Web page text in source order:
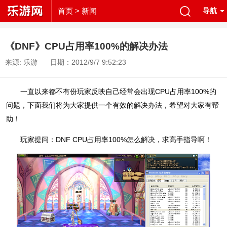
首页 > 新闻 导航
《DNF》CPU占用率100%的解决办法
来源: 乐游 日期：2012/9/7 9:52:23
一直以来都不有份玩家反映自己经常会出现CPU占用率100%的
问题，下面我们将为大家提供一个有效的解决办法，希望对大家有帮
助！
玩家提问：DNF CPU占用率100%怎么解决，求高手指导啊！